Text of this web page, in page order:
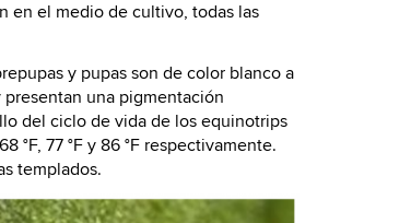
en el medio de cultivo, todas las
y pupas son de color blanco a
presentan una pigmentación
del ciclo de vida de los equinotrips
°F, 77 °F y 86 °F respectivamente.
templados.